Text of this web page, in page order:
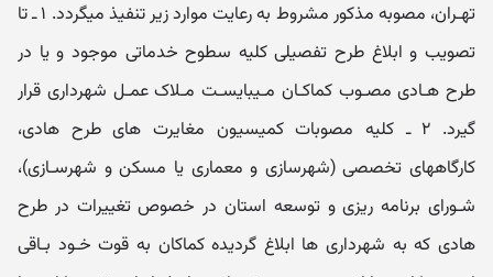
تهـران، مصوبه مذکور مشروط به رعایت موارد زیر تنفیذ میگردد. ۱ ـ تا
تصویب و ابلاغ طرح تفصیلی کلیه سطوح خدماتی موجود و یا در
طرح هـادی مصـوب کماکـان مـیبایسـت مـلاک عمـل شهرداری قرار
گیرد. ۲ ـ کلیه مصوبات کمیسیون مغایرت های طرح هادی،
کارگاههای تخصصی (شهرسازی و معماری یا مسکن و شهرسـازی)،
شـورای برنامه ریزی و توسعه استان در خصوص تغییرات در طرح
هادی که به شهرداری ها ابلاغ گردیده کماکان به قوت خـود بـاقی